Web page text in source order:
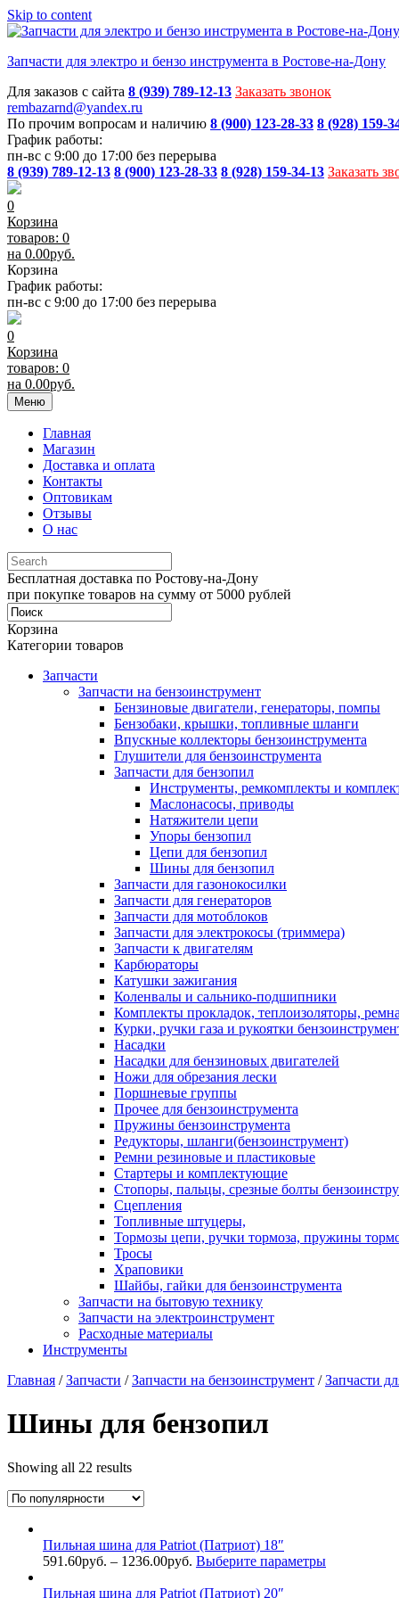
Skip to content
Запчасти для электро и бензо инструмента в Ростове-на-Дону
Для заказов с сайта 8 (939) 789-12-13 Заказать звонок
rembazarnd@yandex.ru
По прочим вопросам и наличию 8 (900) 123-28-33 8 (928) 159-
График работы:
пн-вс с 9:00 до 17:00 без перерыва
8 (939) 789-12-13 8 (900) 123-28-33 8 (928) 159-34-13 Заказать
0
Корзина
товаров: 0
на 0.00руб.
Корзина
График работы:
пн-вс с 9:00 до 17:00 без перерыва
0
Корзина
товаров: 0
на 0.00руб.
Меню
Главная
Магазин
Доставка и оплата
Контакты
Оптовикам
Отзывы
О нас
Бесплатная доставка по Ростову-на-Дону
при покупке товаров на сумму от 5000 рублей
Корзина
Категории товаров
Запчасти
Запчасти на бензоинструмент
Бензиновые двигатели, генераторы, помпы
Бензобаки, крышки, топливные шланги
Впускные коллекторы бензоинструмента
Глушители для бензоинструмента
Запчасти для бензопил
Инструменты, ремкомплекты и
Маслонасосы, приводы
Натяжители цепи
Упоры бензопил
Цепи для бензопил
Шины для бензопил
Запчасти для газонокосилки
Запчасти для генераторов
Запчасти для мотоблоков
Запчасти для электрокосы (триммера)
Запчасти к двигателям
Карбюраторы
Катушки зажигания
Коленвалы и сальнико-подшипники
Комплекты прокладок, теплоизоляторы,
Курки, ручки газа и рукоятки
Насадки
Насадки для бензиновых двигателей
Ножи для обрезания лески
Поршневые группы
Прочее для бензоинструмента
Пружины бензоинструмента
Редукторы, шланги(бензоинструмент)
Ремни резиновые и пластиковые
Стартеры и комплектующие
Стопоры, пальцы, срезные болты
Сцепления
Топливные штуцеры,
Тормозы цепи, ручки тормоза, пружины
Тросы
Храповики
Шайбы, гайки для бензоинструмента
Запчасти на бытовую технику
Запчасти на электроинструмент
Расходные материалы
Инструменты
Главная /Запчасти /Запчасти на бензоинструмент /Запчасти
Шины для бензопил
Showing all 22 results
Пильная шина для Patriot (Патриот) 18″
591.60руб. – 1236.00руб. Выберите параметры
Пильная шина для Patriot (Патриот) 20″